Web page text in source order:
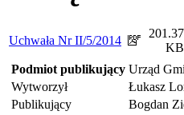
Uchwała Nr II/5/2014
201.37
KB
Podmiot publikujący Urząd
Wytworzył
Łukasz
Publikujący
Bogdan